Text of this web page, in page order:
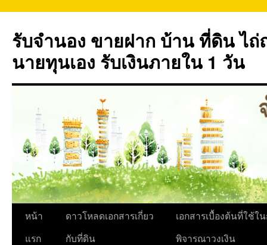
ยัง
เนื้อหา
รับจำนอง ขายฝาก บ้าน ที่ดิน ไ
นายทุนเอง รับเงินภายใน 1 วัน
หน้า
แรก
ดาวโหลดเอกสารเกี่ยว
กับที่ดิน
เอกสารเบื้องต้นที่ใช้ใ
พิจารณาวงเงิน